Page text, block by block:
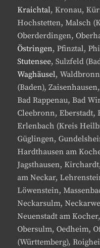
Kraichtal, Kronau,
Hochstetten, Malsch
Oberderdingen,
Östringen, Pfinztal,
Stutensee, Sulzfeld
Waghäusel,
(Baden),
Bad Rappenau, Bad
Cleebronn, Eberstadt,
Erlenbach (Kreis
Güglingen,
Hardthausen am
Jagsthausen,
am Neckar,
Löwenstein,
Neckarsulm,
Neuenstadt am
Obersulm, Oedheim,
(Württemberg),